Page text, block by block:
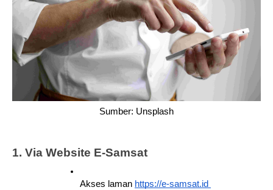
Sumber: Unsplash
1. Via Website E-Samsat
Akses laman https://e-samsat.id